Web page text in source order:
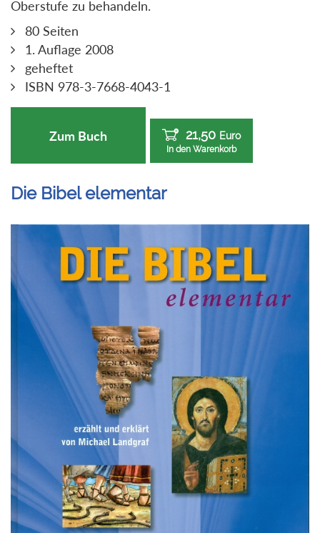
Oberstufe zu behandeln.
80 Seiten
1. Auflage 2008
geheftet
ISBN 978-3-7668-4043-1
Zum Buch 21,50 Euro
In den Warenkorb
Die Bibel elementar